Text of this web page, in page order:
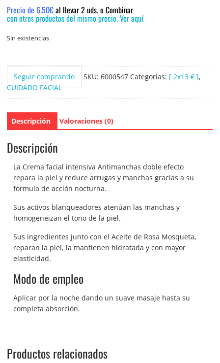
Precio de 6.50€al llevar 2 uds. o Combinar
con otros productos del mismo precio. Ver aquí
Sin existencias
Seguir comprando SKU: 6000547 Categorías: [ 2x13 € ],
CUIDADO FACIAL
Descripción Valoraciones (0)
Descripción
La Crema facial intensiva Antimanchas doble efecto
repara la piel y reduce arrugas y manchas gracias a su
fórmula de acción nocturna.
Sus activos blanqueadores atenúan las manchas y
homogeneizan el tono de la piel.
Sus ingredientes junto con el Aceite de Rosa Mosqueta,
reparan la piel, la mantienen hidratada y con mayor
elasticidad.
Modo de empleo
Aplicar por la noche dando un suave masaje hasta su
completa absorción.
Productos relacionados